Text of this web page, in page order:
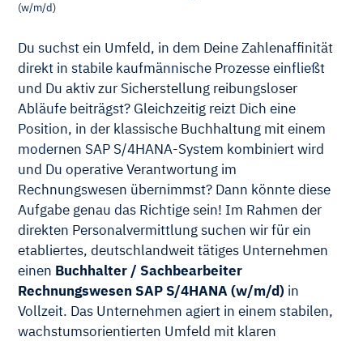
(w/m/d)
Du suchst ein Umfeld, in dem Deine Zahlenaffinität
direkt in stabile kaufmännische Prozesse einfließt
und Du aktiv zur Sicherstellung reibungsloser
Abläufe beiträgst? Gleichzeitig reizt Dich eine
Position, in der klassische Buchhaltung mit einem
modernen SAP S/4HANA-System kombiniert wird
und Du operative Verantwortung im
Rechnungswesen übernimmst? Dann könnte diese
Aufgabe genau das Richtige sein! Im Rahmen der
direkten Personalvermittlung suchen wir für ein
etabliertes, deutschlandweit tätiges Unternehmen
einen Buchhalter / Sachbearbeiter
Rechnungswesen SAP S/4HANA (w/m/d) in
Vollzeit. Das Unternehmen agiert in einem stabilen,
wachstumsorientierten Umfeld mit klaren